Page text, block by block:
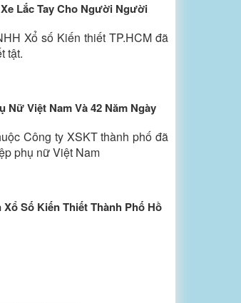
Lắc Tay Cho Người Người
Xổ số Kiến thiết TP.HCM đã
tật.
Nữ Việt Nam Và 42 Năm Ngày
Công ty XSKT thành phố đã
phụ nữ Việt Nam
Số Kiến Thiết Thành Phố Hồ